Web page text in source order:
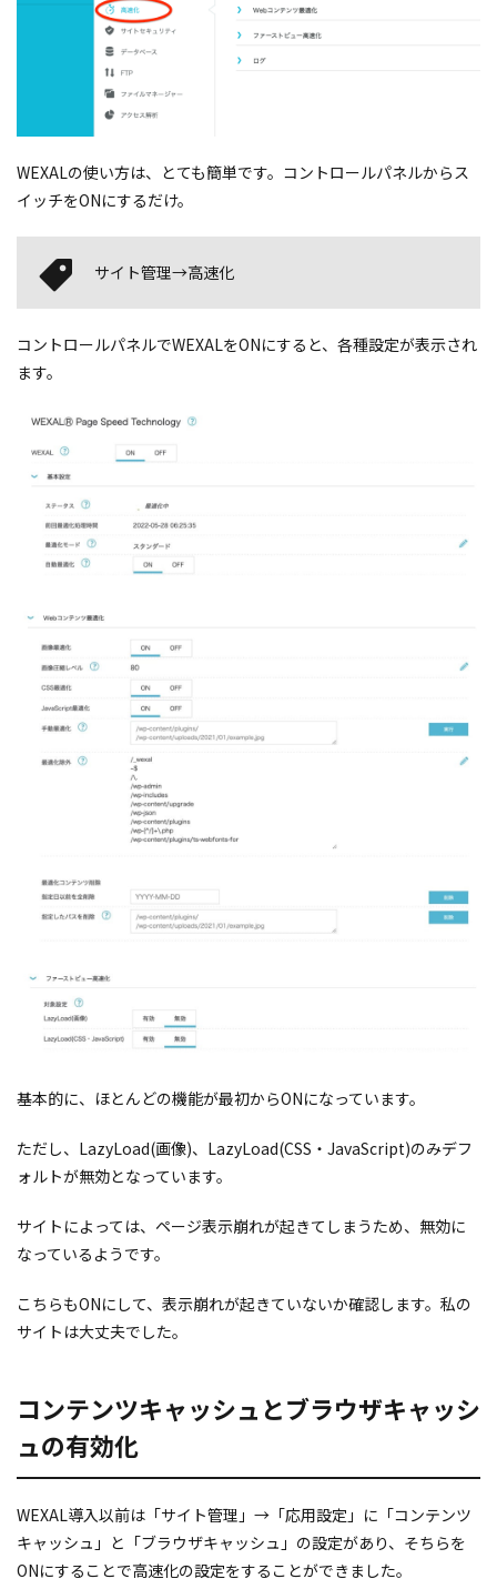
WEXALの使い方は、とても簡単です。コントロールパネルからス
イッチをONにするだけ。
サイト管理→高速化
コントロールパネルでWEXALをONにすると、各種設定が表示され
ます。
基本的に、ほとんどの機能が最初からONになっています。
ただし、LazyLoad(画像)、LazyLoad(CSS・JavaScript)のみデフ
ォルトが無効となっています。
サイトによっては、ページ表示崩れが起きてしまうため、無効に
なっているようです。
こちらもONにして、表示崩れが起きていないか確認します。私の
サイトは大丈夫でした。
コンテンツキャッシュとブラウザキャッシ
ュの有効化
WEXAL導入以前は「サイト管理」→ 「応用設定」に 「コンテンツ
キャッシュ」と「ブラウザキャッシュ」の設定があり、そちらを
ONにすることで高速化の設定をすることができました。